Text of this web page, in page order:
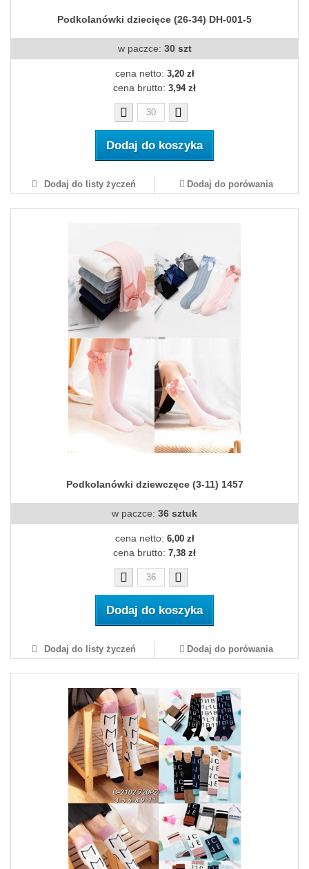
Podkolanówki dziecięce (26-34) DH-001-5
w paczce: 30 szt
cena netto: 3,20 zł
cena brutto: 3,94 zł
Dodaj do koszyka
Dodaj do listy życzeń Dodaj do porówania
Podkolanówki dziewczęce (3-11) 1457
w paczce: 36 sztuk
cena netto: 6,00 zł
cena brutto: 7,38 zł
Dodaj do koszyka
Dodaj do listy życzeń Dodaj do porówania